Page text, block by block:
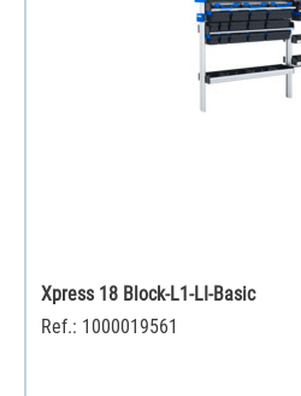
Xpress 18 Block-L1-LI-Basic
Ref.: 1000019561